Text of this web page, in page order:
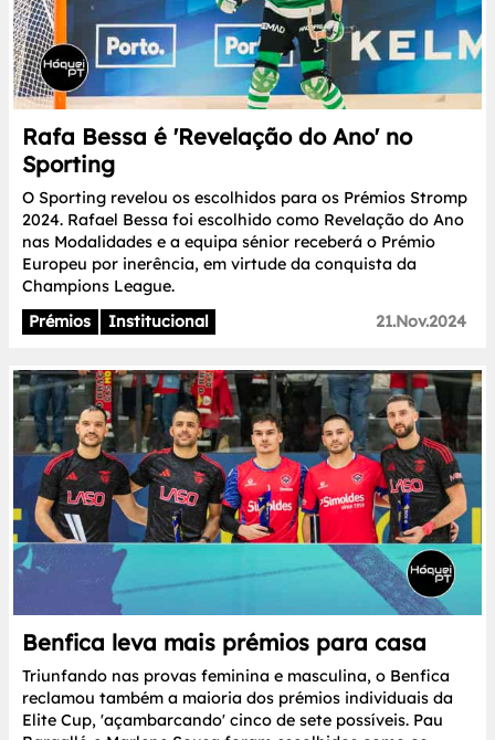
Rafa Bessa é 'Revelação do Ano' no
Sporting
O Sporting revelou os escolhidos para os Prémios Stromp
2024. Rafael Bessa foi escolhido como Revelação do Ano
nas Modalidades e a equipa sénior receberá o Prémio
Europeu por inerência, em virtude da conquista da
Champions League.
Prémios
Institucional 21.Nov.2024
Benfica leva mais prémios para casa
Triunfando nas provas feminina e masculina, o Benfica
reclamou também a maioria dos prémios individuais da
Elite Cup, 'açambarcando' cinco de sete possíveis. Pau